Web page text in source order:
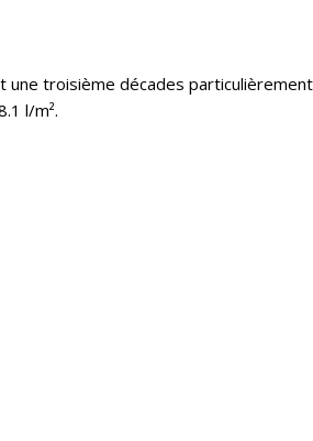
une troisième décades particulièrement
l/m².